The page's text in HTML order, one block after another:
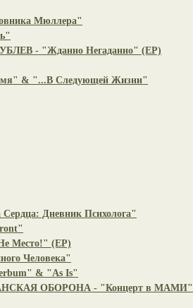
Мюллера"
- "Жданно Негаданно" (EP)
& "...В Следующей Жизни"
Дневник Психолога"
Место!" (EP)
Человека"
& "As Is"
ОБОРОНА - "Концерт в МАМИ"